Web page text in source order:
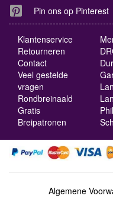
Pin ons op Pinterest
Klantenservice
Retourneren
Contact
Veel gestelde
vragen
Rondbreinaald
Gratis
Breipatronen
Algemene